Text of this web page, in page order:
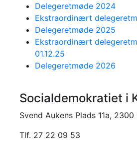
Delegeretmøde 2024
Ekstraordinært
Delegeretmøde 2025
Ekstraordinært
01.12.25
Delegeretmøde 2026
Socialdemokratiet i
Svend Aukens Plads 11a, 2300
Tlf. 27 22 09 53